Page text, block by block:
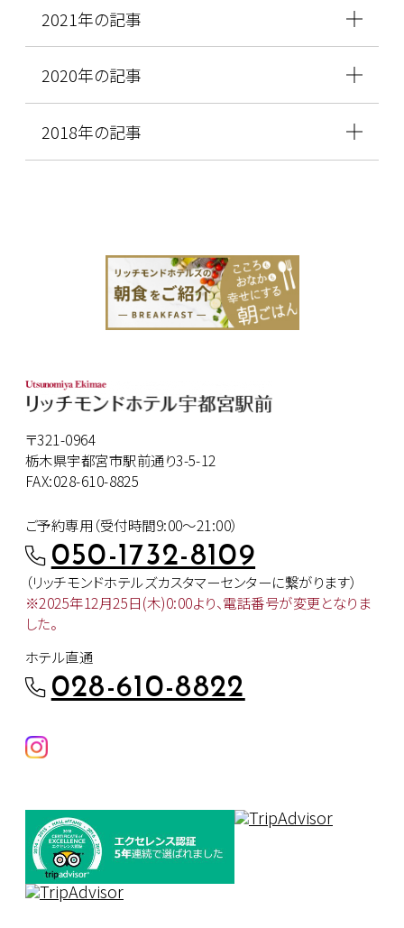
2021年の記事
2020年の記事
2018年の記事
〒321-0964
栃木県宇都宮市駅前通り3-5-12
FAX:028-610-8825
ご予約専用（受付時間9:00～21:00）
050-1732-8109
（リッチモンドホテルズカスタマーセンターに繋がります）
※2025年12月25日(木)0:00より、電話番号が変更となりま
した。
ホテル直通
028-610-8822